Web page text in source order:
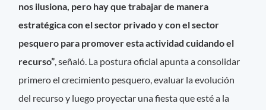
nos ilusiona, pero hay que trabajar de manera
estratégica con el sector privado y con el sector
pesquero para promover esta actividad cuidando el
recurso”, señaló. La postura oficial apunta a consolidar
primero el crecimiento pesquero, evaluar la evolución
del recurso y luego proyectar una fiesta que esté a la